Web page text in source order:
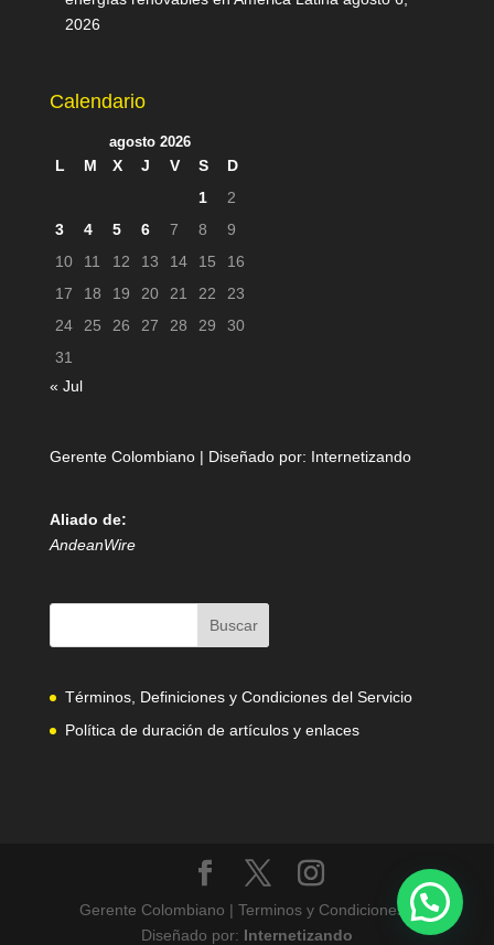
2026
Calendario
agosto 2026
L M X J V S
D
1
2
3
4 5 6 7 8
9
10
11 12 13 14 15
16
17
18 19 20 21 22
23
24
25 26 27 28 29
30
31
« Jul
Gerente Colombiano | Diseñado por: Internetizando
Aliado de:
AndeanWire
Términos, Definiciones y Condiciones del Servicio
Política de duración de artículos y enlaces
Gerente Colombiano | Terminos y Condiciones |
Diseñado por: Internetizando